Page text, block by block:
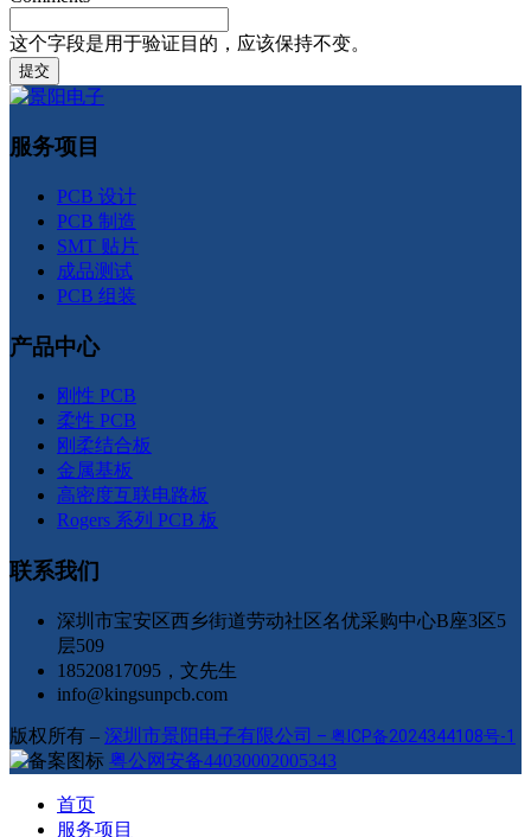
这个字段是用于验证目的，应该保持不变。
服务项目
PCB 设计
PCB 制造
SMT 贴片
成品测试
PCB 组装
产品中心
刚性 PCB
柔性 PCB
刚柔结合板
金属基板
高密度互联电路板
Rogers 系列 PCB 板
联系我们
深圳市宝安区西乡街道劳动社区名优采购中心B座3区5
层509
18520817095，文先生
info@kingsunpcb.com
版权所有 – 深圳市景阳电子有限公司 – 粤ICP备2024344108号-1
粤公网安备44030002005343
首页
服务项目